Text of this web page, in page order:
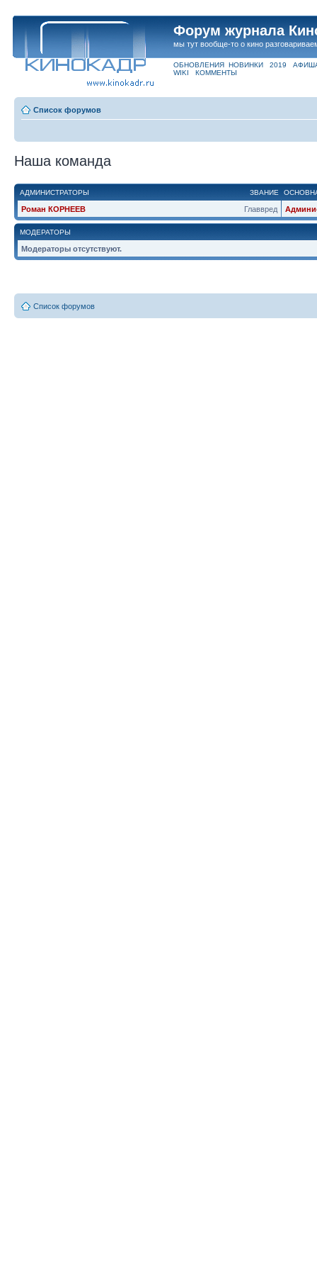
Форум журнала
мы тут вообще-то о кино
ОБНОВЛЕНИЯ НОВИНКИ 2019
WIKI
КОММЕНТЫ
Список форумов
Наша команда
ЗВАНИЕ
АДМИНИСТРАТОРЫ
Главвред
Роман КОРНЕЕВ
МОДЕРАТОРЫ
Модераторы отсутствуют.
Список форумов